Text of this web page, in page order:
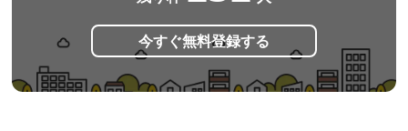
今すぐ無料登録する